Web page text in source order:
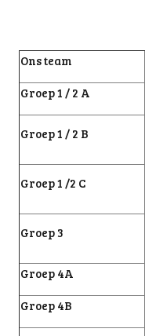
Ons team
Groep 1 / 2 A
Groep 1 / 2 B
Groep 1 /2 C
Groep 3
Groep 4A
Groep 4B